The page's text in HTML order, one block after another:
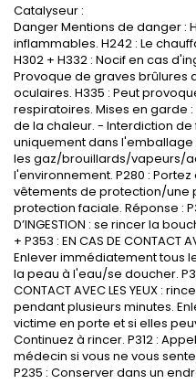
Catalyseur :
Danger Mentions de danger :
inflammables. H242 : Le
H302 + H332 : Nocif en cas
Provoque de graves brûlures
oculaires. H335 : Peut
respiratoires. Mises en garde :
de la chaleur. - Interdiction de
uniquement dans l'emballage
les gaz/brouillards/vapeurs/
l'environnement. P280 :
vêtements de protection/une
protection faciale. Réponse :
D’INGESTION : se rincer la
+ P353 : EN CAS DE CONTACT
Enlever immédiatement tous
la peau à l'eau/se doucher.
CONTACT AVEC LES YEUX :
pendant plusieurs minutes.
victime en porte et si elles
Continuez à rincer. P312 :
médecin si vous ne vous
P235 : Conserver dans un